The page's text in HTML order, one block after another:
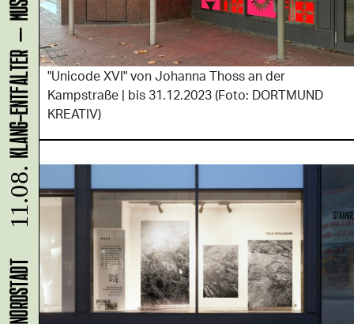
"Unicode XVI" von Johanna Thoss an der
Kampstraße | bis 31.12.2023 (Foto: DORTMUND
KREATIV)
11.08.